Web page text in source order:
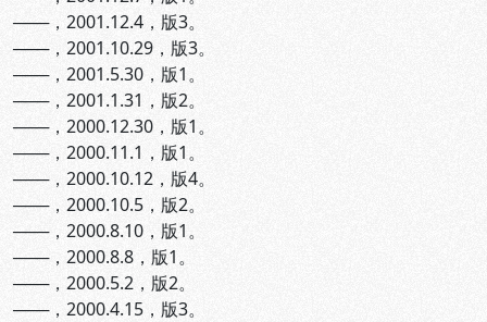
───，2001.12.4，版3。
───，2001.10.29，版3。
───，2001.5.30，版1。
───，2001.1.31，版2。
───，2000.12.30，版1。
───，2000.11.1，版1。
───，2000.10.12，版4。
───，2000.10.5，版2。
───，2000.8.10，版1。
───，2000.8.8，版1。
───，2000.5.2，版2。
───，2000.4.15，版3。